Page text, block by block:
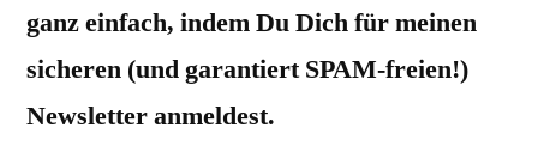
ganz einfach, indem Du Dich für meinen
sicheren (und garantiert SPAM-freien!)
Newsletter anmeldest.